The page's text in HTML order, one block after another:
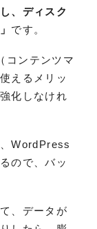
、ディスク
です。
コンテンツマ
えるメリッ
化しなけれ
WordPress
ので、バッ
、データが